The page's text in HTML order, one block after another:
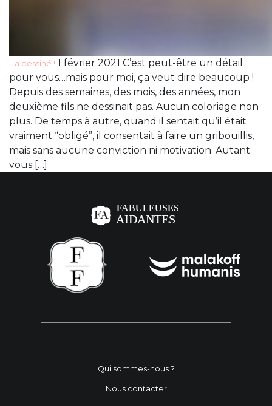
Il a dessiné ! 1 février 2021 C’est peut-être un détail
pour vous…mais pour moi, ça veut dire beaucoup !
Depuis des semaines, des mois, des années, mon
deuxième fils ne dessinait pas. Aucun coloriage non
plus. De temps à autre, quand il sentait qu’il était
vraiment “obligé”, il consentait à faire un gribouillis,
mais sans aucune conviction ni motivation. Autant
vous […]
Qui sommes-nous ?
Nous contacter